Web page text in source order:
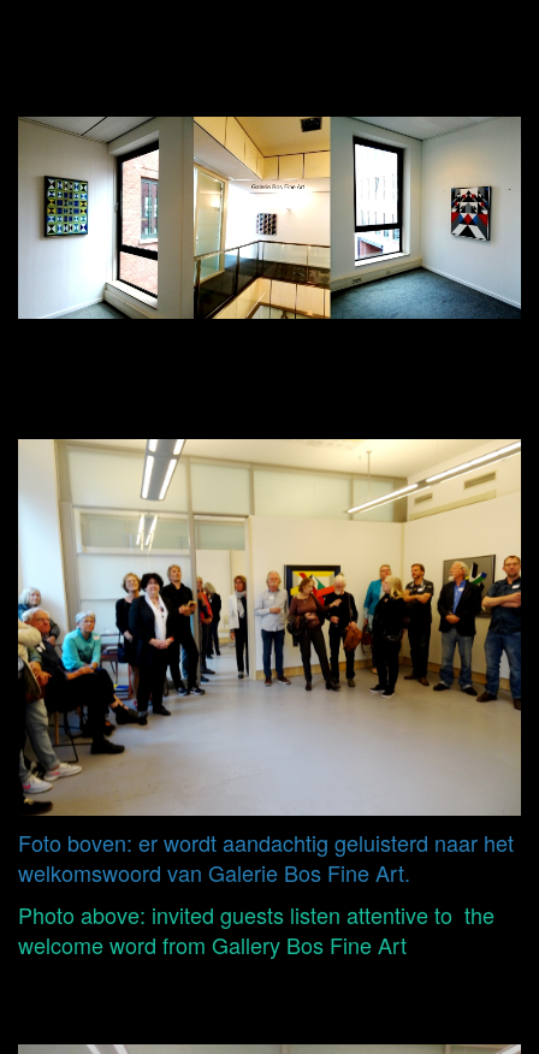
Foto boven: er wordt aandachtig geluisterd naar het
welkomswoord van Galerie Bos Fine Art.
Photo above: invited guests listen attentive to the
welcome word from Gallery Bos Fine Art